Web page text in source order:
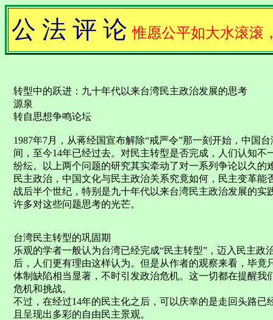
公 法 评 论 惟愿公平如大水滚滚
转型中的跃进：九十年代以来台湾民主政治发展的思考
源泉
转自思想争鸣论坛
1987年7月，从蒋经国宣布解除“戒严令”那一刻开始，中国
间，至今14年已经过去。对民主转型是否完成，人们认知
纷纭。以上两个问题的研究其实牵动了对一系列争论以久
民主政治，中国文化与民主政治关系究竟如何，民主变革能
战后半个世纪，特别是九十年代以来台湾民主政治发展的
许多对这些问题思考的光芒。
台湾民主转型的巩固期
乐观的学者一般认为台湾已经完成“民主转型”，迈入民主
后，人们更有理由这样认为。但是从作者的观察来看，毕
体制缺陷相当显著，不时引发政治危机。这一切都在提醒
危机和挑战。
不过，在经过14年的民主化之后，可以庆幸的是走回头路
且呈现出多彩的自由民主景观。